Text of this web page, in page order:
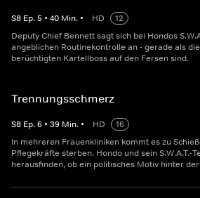
S8 Ep.5 • 40 Min. • HD
12
Deputy Chief Bennett sagt sich bei Hondos
angeblichen Routinekontrolle an - gerade als
berüchtigten Kartellboss auf den Fersen sind.
Trennungsschmerz
S8 Ep.6 • 39 Min. • HD
16
In mehreren Frauenkliniken kommt es zu
Pflegekräfte sterben. Hondo und sein S.W.A.T.-
herausfinden, ob ein politisches Motiv hinter